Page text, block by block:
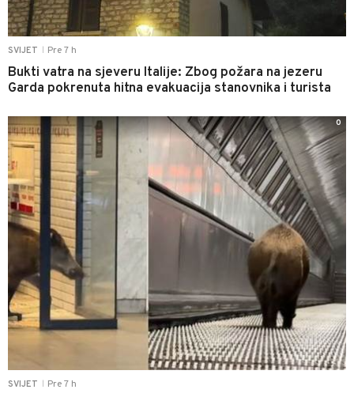
SVIJET Pre 7 h
Bukti vatra na sjeveru Italije: Zbog požara na jezeru
Garda pokrenuta hitna evakuacija stanovnika i turista
SVIJET Pre 7 h
0